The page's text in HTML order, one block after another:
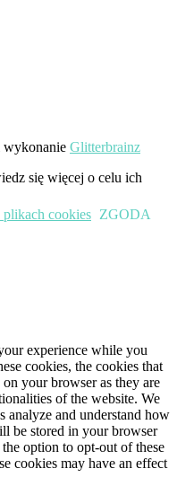
Glitterbrainz
się więcej o celu ich
cookies ZGODA
experience while you
cookies, the cookies that
on your browser as they are
of the website. We
analyze and understand how
be stored in your browser
option to opt-out of these
cookies may have an effect